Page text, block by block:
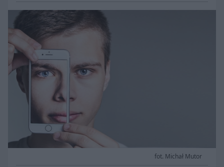
fot. Michał Mutor